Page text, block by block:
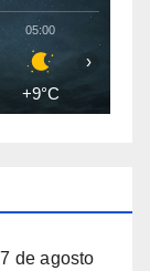
05:00
+9°C +9°C
›
de agosto